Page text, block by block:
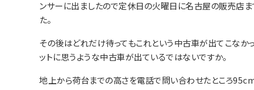
ンサーに出ましたので定休日の火曜日に名古屋の販売店ま
た。
その後はどれだけ待ってもこれという中古車が出てこなか
ットに思うような中古車が出ているではないですか。
地上から荷台までの高さを電話で問い合わせたところ